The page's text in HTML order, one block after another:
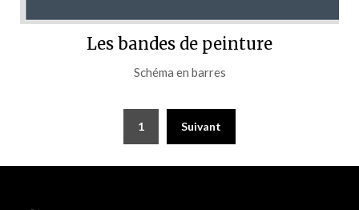
Les bandes de peinture
Schéma en barres
1 Suivant